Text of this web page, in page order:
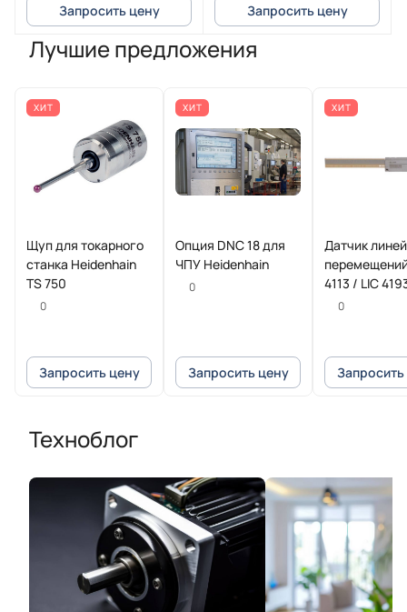
Запросить цену Запросить цену
Лучшие предложения
ХИТ
Щуп для токарного
станка Heidenhain
TS 750
0
Запросить цену
ХИТ
Опция DNC 18 для
ЧПУ Heidenhain
0
Запросить цену
ХИТ
Датчик
4113 / LIC
HEIDENHAIN
0
Техноблог